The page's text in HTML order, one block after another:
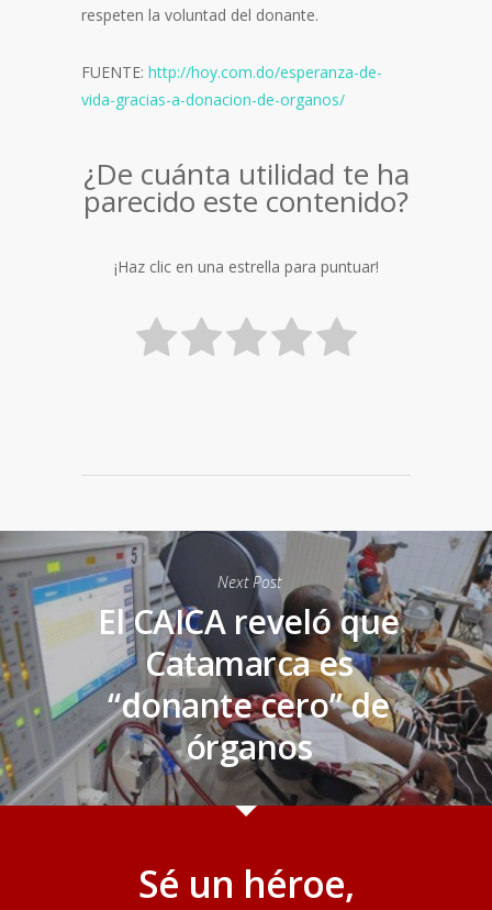
respeten la voluntad del donante.
FUENTE: http://hoy.com.do/esperanza-de-
vida-gracias-a-donacion-de-organos/
¿De cuánta utilidad te ha
parecido este contenido?
¡Haz clic en una estrella para puntuar!
Next Post
El CAICA reveló que
Catamarca es
“donante cero” de
órganos
Sé un héroe,